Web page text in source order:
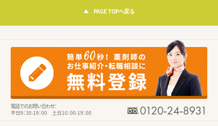
PAGE TOPへ戻る
電話でのお問い合わせ：
平日9：30-19：00 土日10：00-19：00